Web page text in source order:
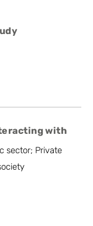
with
sector; Private